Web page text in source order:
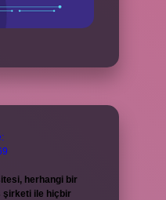
herhangi bir
şirketi ile hiçbir